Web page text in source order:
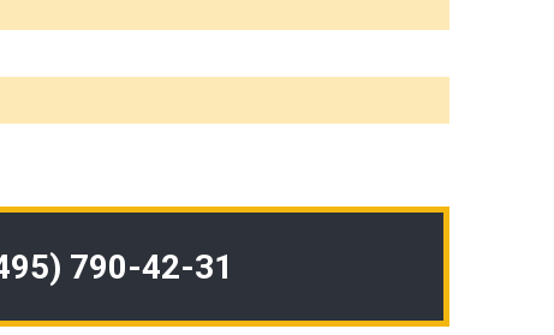
790-42-31